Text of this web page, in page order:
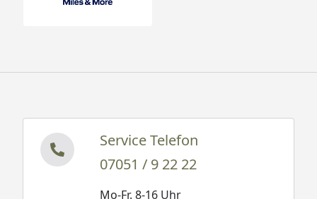
Service Telefon
07051 / 9 22 22
Mo-Fr. 8-16 Uhr